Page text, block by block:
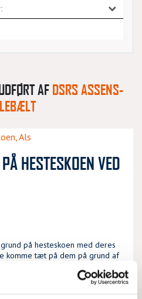
AF DSRS ASSENS-
HESTESKOEN VED
på hesteskoen med deres
komme tæt på dem på grund af
LÆS MERE